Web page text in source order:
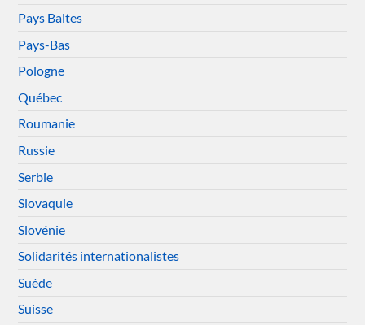
Pays Baltes
Pays-Bas
Pologne
Québec
Roumanie
Russie
Serbie
Slovaquie
Slovénie
Solidarités internationalistes
Suède
Suisse